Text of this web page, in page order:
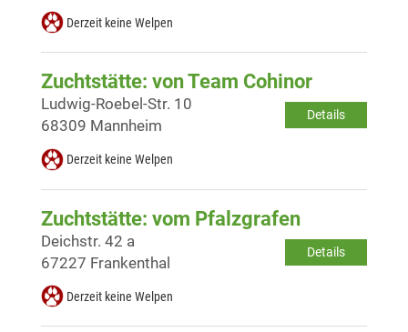
Derzeit keine Welpen
Zuchtstätte: von Team Cohinor
Details
Ludwig-Roebel-Str. 10
68309 Mannheim
Derzeit keine Welpen
Zuchtstätte: vom Pfalzgrafen
Details
Deichstr. 42 a
67227 Frankenthal
Derzeit keine Welpen